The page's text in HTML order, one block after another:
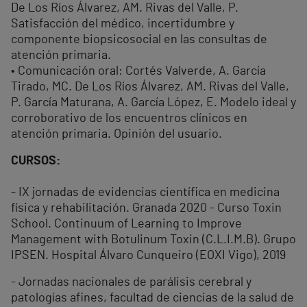
De Los Ríos Álvarez, AM. Rivas del Valle, P.
Satisfacción del médico, incertidumbre y
componente biopsicosocial en las consultas de
atención primaria.
• Comunicación oral: Cortés Valverde, A. García
Tirado, MC. De Los Ríos Álvarez, AM. Rivas del Valle,
P. García Maturana, A. García López, E. Modelo ideal y
corroborativo de los encuentros clínicos en
atención primaria. Opinión del usuario.
CURSOS:
- IX jornadas de evidencias científica en medicina
física y rehabilitación. Granada 2020 - Curso Toxin
School. Continuum of Learning to Improve
Management with Botulinum Toxin (C.L.I.M.B). Grupo
IPSEN. Hospital Álvaro Cunqueiro (EOXI Vigo), 2019
- Jornadas nacionales de parálisis cerebral y
patologías afines, facultad de ciencias de la salud de